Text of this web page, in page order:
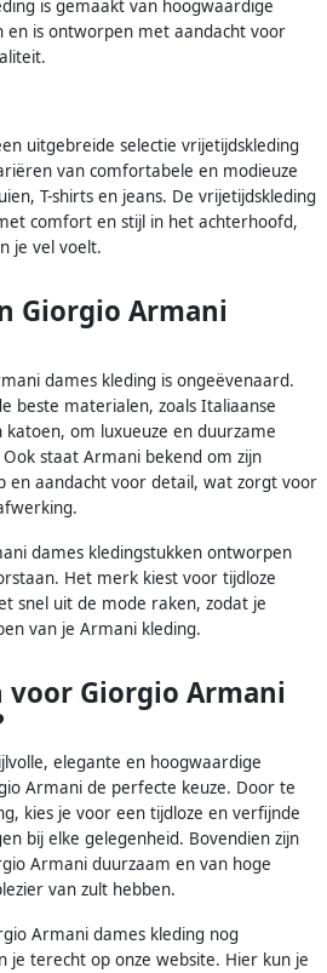
is gemaakt van hoogwaardige
en is ontworpen met aandacht voor
uitgebreide selectie vrijetijdskleding
van comfortabele en modieuze
T-shirts en jeans. De vrijetijdskleding
comfort en stijl in het achterhoofd,
je vel voelt.
Giorgio Armani
dames kleding is ongeëvenaard.
beste materialen, zoals Italiaanse
katoen, om luxueuze en duurzame
staat Armani bekend om zijn
en aandacht voor detail, wat zorgt voor
dames kledingstukken ontworpen
Het merk kiest voor tijdloze
snel uit de mode raken, zodat je
van je Armani kleding.
voor Giorgio Armani
elegante en hoogwaardige
Armani de perfecte keuze. Door te
kies je voor een tijdloze en verfijnde
bij elke gelegenheid. Bovendien zijn
Armani duurzaam en van hoge
van zult hebben.
Armani dames kleding nog
je terecht op onze website. Hier kun je